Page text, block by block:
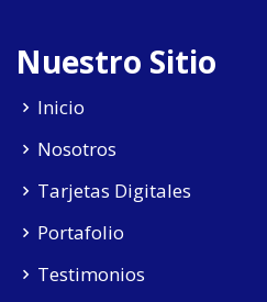
Nuestro Sitio
Inicio
Nosotros
Tarjetas Digitales
Portafolio
Testimonios